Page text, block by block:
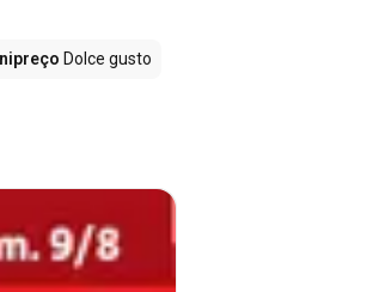
Dolce gusto